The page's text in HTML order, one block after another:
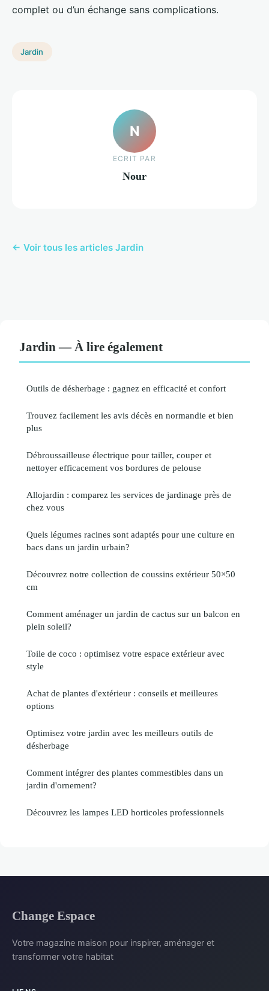
complet ou d’un échange sans complications.
Jardin
N
ECRIT PAR
Nour
← Voir tous les articles Jardin
Jardin — À lire également
Outils de désherbage : gagnez en efficacité et confort
Trouvez facilement les avis décès en normandie et bien
plus
Débroussailleuse électrique pour tailler, couper et
nettoyer efficacement vos bordures de pelouse
Allojardin : comparez les services de jardinage près de
chez vous
Quels légumes racines sont adaptés pour une culture en
bacs dans un jardin urbain?
Découvrez notre collection de coussins extérieur 50×50
cm
Comment aménager un jardin de cactus sur un balcon en
plein soleil?
Toile de coco : optimisez votre espace extérieur avec
style
Achat de plantes d'extérieur : conseils et meilleures
options
Optimisez votre jardin avec les meilleurs outils de
désherbage
Comment intégrer des plantes commestibles dans un
jardin d'ornement?
Découvrez les lampes LED horticoles professionnels
Change Espace
Votre magazine maison pour inspirer, aménager et
transformer votre habitat